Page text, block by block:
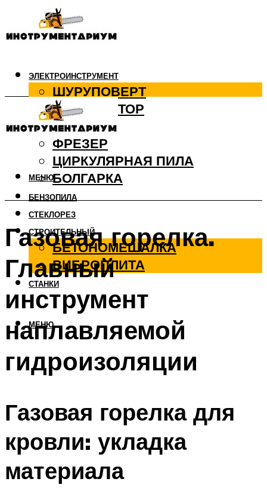
ЭЛЕКТРОИНСТРУМЕНТ
ШУРУПОВЕРТ
ПЕРФОРАТОР
ДРЕЛЬ
ФРЕЗЕР
ЦИРКУЛЯРНАЯ ПИЛА
БОЛГАРКА
БЕНЗОПИЛА
СТЕКЛОРЕЗ
СТРОИТЕЛЬНЫЙ
БЕТОНОМЕШАЛКА
ВИБРОПЛИТА
СТАНКИ
МЕНЮ
МЕНЮ
Газовая горелка.
Главный
инструмент
наплавляемой
гидроизоляции
Газовая горелка для
кровли: укладка
материала